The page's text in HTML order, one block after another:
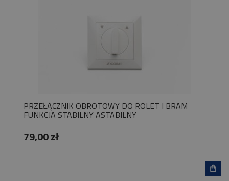
PRZEŁĄCZNIK OBROTOWY DO ROLET I BRAM
FUNKCJA STABILNY ASTABILNY
79,00 zł